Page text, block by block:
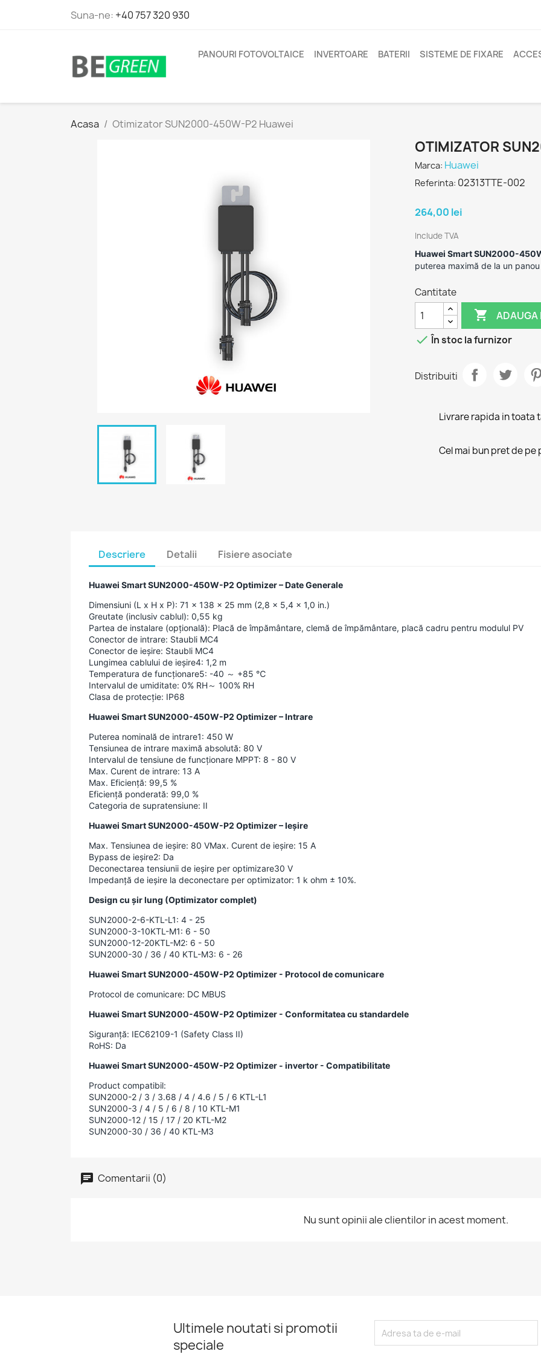
Suna-ne: +40 757 320 930
PANOURI FOTOVOLTAICE INVERTOARE BATERII SISTEME DE FIXARE
Acasa Otimizator SUN2000-450W-P2 Huawei
OTIMIZATOR
Marca: Huawei
Referinta: 02313TTE-002
264,00 lei
Include TVA
Huawei Smart SUN2000-
puterea maximă de la un
Cantitate
 ADAUGA
 În stoc la furnizor
Distribuiti
Livrare rapida in toata
Cel mai bun pret de pe
Descriere Detalii Fisiere asociate
Huawei Smart SUN2000-450W-P2 Optimizer – Date Generale
Dimensiuni (L x H x P): 71 x 138 x 25 mm (2,8 x 5,4 x 1,0 in.)
Greutate (inclusiv cablul): 0,55 kg
Partea de instalare (opțională): Placă de împământare, clemă de împământare, placă cadru pentru modulul PV
Conector de intrare: Staubli MC4
Conector de ieșire: Staubli MC4
Lungimea cablului de ieșire4: 1,2 m
Temperatura de funcționare5: -40 ～ +85 ℃
Intervalul de umiditate: 0% RH～ 100% RH
Clasa de protecție: IP68
Huawei Smart SUN2000-450W-P2 Optimizer – Intrare
Puterea nominală de intrare1: 450 W
Tensiunea de intrare maximă absolută: 80 V
Intervalul de tensiune de funcționare MPPT: 8 - 80 V
Max. Curent de intrare: 13 A
Max. Eficiență: 99,5 %
Eficiență ponderată: 99,0 %
Categoria de supratensiune: II
Huawei Smart SUN2000-450W-P2 Optimizer – Ieșire
Max. Tensiunea de ieșire: 80 VMax. Curent de ieșire: 15 A
Bypass de ieșire2: Da
Deconectarea tensiunii de ieșire per optimizare30 V
Impedanță de ieșire la deconectare per optimizator: 1 k ohm ± 10%.
Design cu șir lung (Optimizator complet)
SUN2000-2-6-KTL-L1: 4 - 25
SUN2000-3-10KTL-M1: 6 - 50
SUN2000-12-20KTL-M2: 6 - 50
SUN2000-30 / 36 / 40 KTL-M3: 6 - 26
Huawei Smart SUN2000-450W-P2 Optimizer - Protocol de comunicare
Protocol de comunicare: DC MBUS
Huawei Smart SUN2000-450W-P2 Optimizer - Conformitatea cu standardele
Siguranță: IEC62109-1 (Safety Class II)
RoHS: Da
Huawei Smart SUN2000-450W-P2 Optimizer - invertor - Compatibilitate
Product compatibil:
SUN2000-2 / 3 / 3.68 / 4 / 4.6 / 5 / 6 KTL-L1
SUN2000-3 / 4 / 5 / 6 / 8 / 10 KTL-M1
SUN2000-12 / 15 / 17 / 20 KTL-M2
SUN2000-30 / 36 / 40 KTL-M3
Comentarii (0)
Nu sunt opinii ale clientilor in acest moment.
Ultimele noutati si promotii
speciale